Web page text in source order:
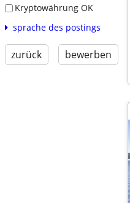
Kryptowährung OK
sprache des postings
zurück bewerben